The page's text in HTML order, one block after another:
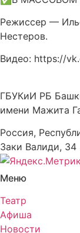
Режиссер —
Нестеров.
Видео: https://
ГБУКиИ РБ
имени Мажита
Россия,
Заки Валиди, 34
Меню
Театр
Афиша
Новости